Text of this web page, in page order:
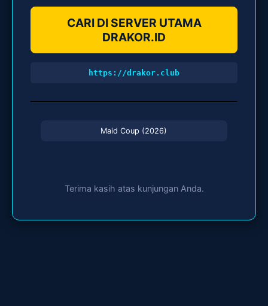
CARI DI SERVER UTAMA
DRAKOR.ID
https://drakor.club
Maid Coup (2026)
Terima kasih atas kunjungan Anda.